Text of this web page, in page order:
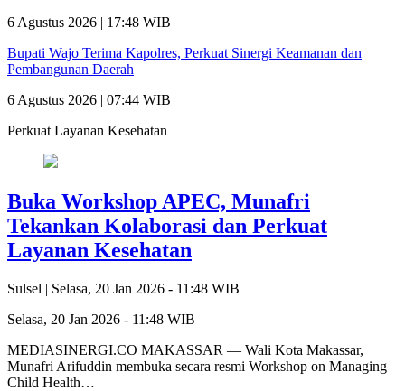
6 Agustus 2026 | 17:48 WIB
Bupati Wajo Terima Kapolres, Perkuat Sinergi Keamanan dan
Pembangunan Daerah
6 Agustus 2026 | 07:44 WIB
Perkuat Layanan Kesehatan
Buka Workshop APEC, Munafri
Tekankan Kolaborasi dan Perkuat
Layanan Kesehatan
Sulsel | Selasa, 20 Jan 2026 - 11:48 WIB
Selasa, 20 Jan 2026 - 11:48 WIB
MEDIASINERGI.CO MAKASSAR — Wali Kota Makassar,
Munafri Arifuddin membuka secara resmi Workshop on Managing
Child Health…